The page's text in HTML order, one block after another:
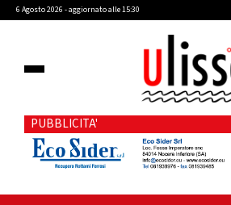
6 Agosto 2026 - aggiornato alle 15:30
PUBBLICITA'